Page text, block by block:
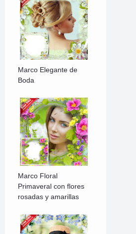
Marco Elegante de
Boda
Marco Floral
Primaveral con flores
rosadas y amarillas